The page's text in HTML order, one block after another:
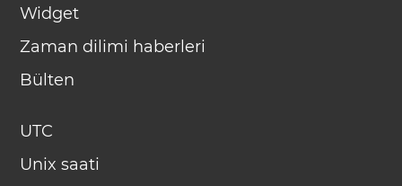
Widget
Zaman dilimi haberleri
Bülten
UTC
Unix saati